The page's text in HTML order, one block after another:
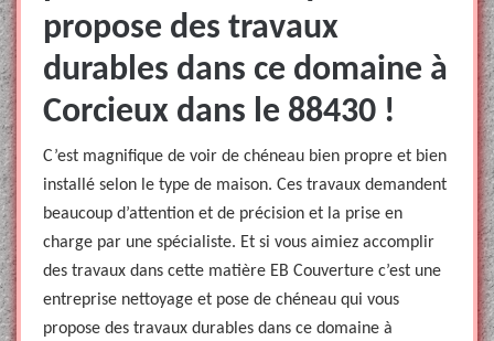
propose des travaux
durables dans ce domaine à
Corcieux dans le 88430 !
C’est magnifique de voir de chéneau bien propre et bien
installé selon le type de maison. Ces travaux demandent
beaucoup d’attention et de précision et la prise en
charge par une spécialiste. Et si vous aimiez accomplir
des travaux dans cette matière EB Couverture c’est une
entreprise nettoyage et pose de chéneau qui vous
propose des travaux durables dans ce domaine à